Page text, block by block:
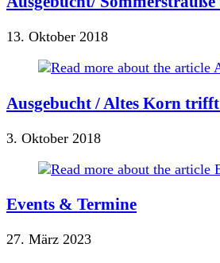
13. Oktober 2018
Ausgebucht / Altes Korn
3. Oktober 2018
Events & Termine
27. März 2023